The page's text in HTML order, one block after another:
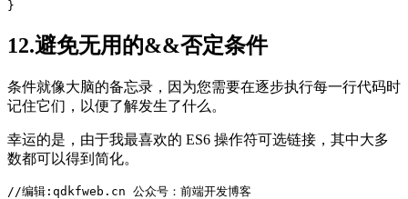
12.避免无用的&&否定条件
条件就像大脑的备忘录，因为您需要在逐步执行每一行代码时
记住它们，以便了解发生了什么。
幸运的是，由于我最喜欢的 ES6 操作符可选链接，其中大多
数都可以得到简化。
//编辑:qdkfweb.cn 公众号：前端开发博客